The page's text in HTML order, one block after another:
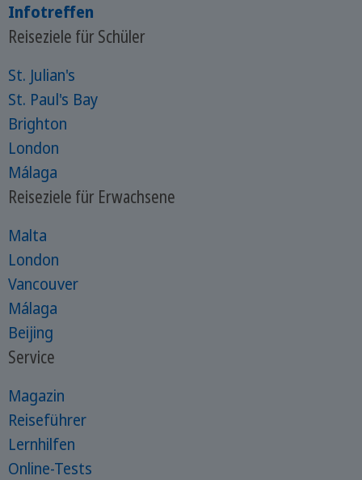
Infotreffen
Reiseziele für Schüler
St. Julian's
St. Paul's Bay
Brighton
London
Málaga
Reiseziele für Erwachsene
Malta
London
Vancouver
Málaga
Beijing
Service
Magazin
Reiseführer
Lernhilfen
Online-Tests